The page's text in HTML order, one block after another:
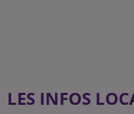
LES INFOS